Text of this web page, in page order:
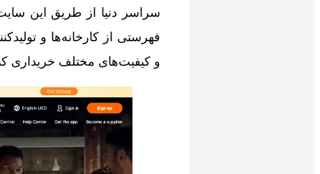
سراسر دنیا از طریق این سایت
فهرستی از کارخانه‌ها و
و کیفیت‌های مختلف خریداری